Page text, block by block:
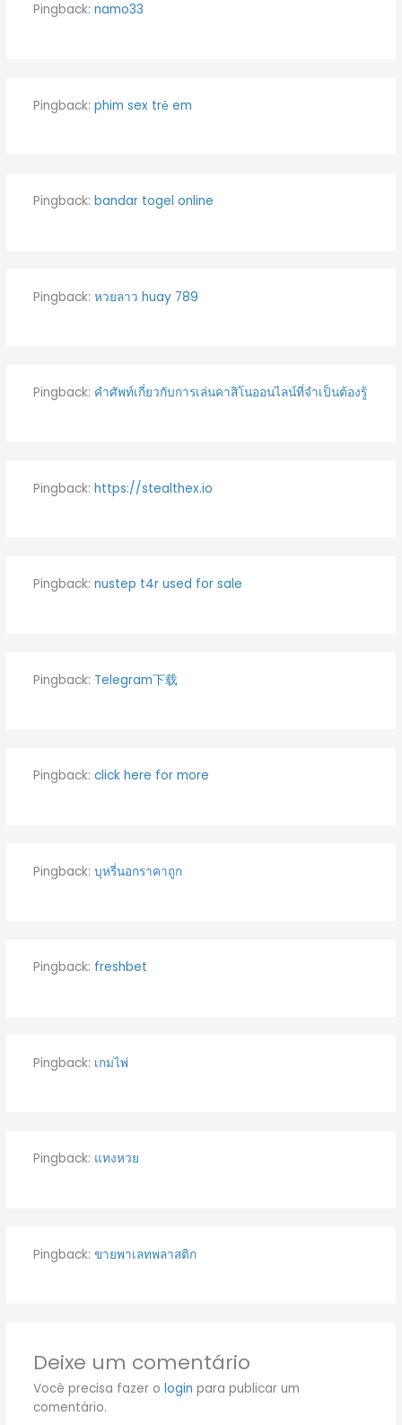
Pingback: namo33
Pingback: phim sex trẻ em
Pingback: bandar togel online
Pingback: หวยลาว huay 789
Pingback: คำศัพท์เกี่ยวกับการเล่นคาสิโนออนไลน์ที่จำเป็นต้องรู้
Pingback: https://stealthex.io
Pingback: nustep t4r used for sale
Pingback: Telegram下载
Pingback: click here for more
Pingback: บุหรี่นอกราคาถูก
Pingback: freshbet
Pingback: เกมไพ่
Pingback: แทงหวย
Pingback: ขายพาเลทพลาสติก
Deixe um comentário
Você precisa fazer o login para publicar um
comentário.